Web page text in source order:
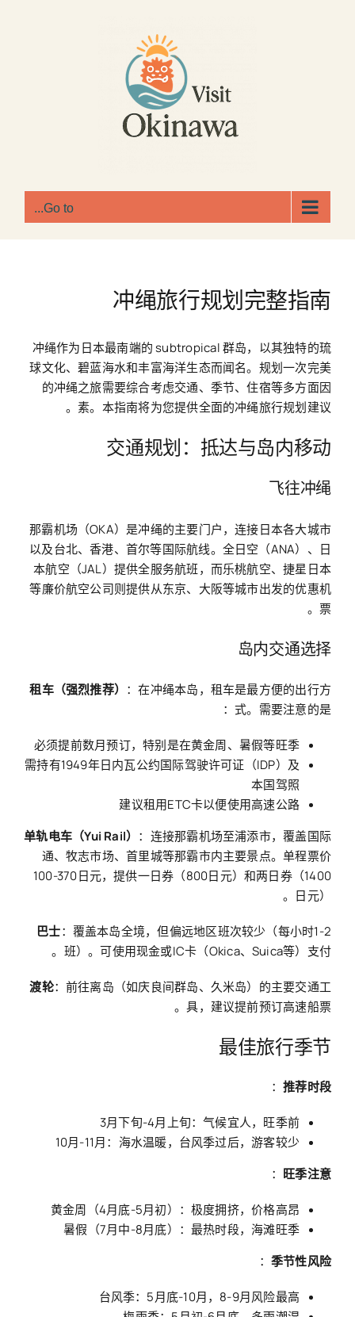
Go to...
冲绳旅行规划完整指南
冲绳作为日本最南端的 subtropical 群岛，以其独特的琉
球文化、碧蓝海水和丰富海洋生态而闻名。规划一次完美
的冲绳之旅需要综合考虑交通、季节、住宿等多方面因
素。本指南将为您提供全面的冲绳旅行规划建议。
交通规划：抵达与岛内移动
飞往冲绳
那霸机场（OKA）是冲绳的主要门户，连接日本各大城市
以及台北、香港、首尔等国际航线。全日空（ANA）、日
本航空（JAL）提供全服务航班，而乐桃航空、捷星日本
等廉价航空公司则提供从东京、大阪等城市出发的优惠机
票。
岛内交通选择
租车（强烈推荐） ：在冲绳本岛，租车是最方便的出行方
式。需要注意的是：
必须提前数月预订，特别是在黄金周、暑假等旺季
需持有1949年日内瓦公约国际驾驶许可证（IDP）及
本国驾照
建议租用ETC卡以便使用高速公路
单轨电车（Yui Rail） ：连接那霸机场至浦添市，覆盖国际
通、牧志市场、首里城等那霸市内主要景点。单程票价
100-370日元，提供一日券（800日元）和两日券（1400
日元）。
巴士：覆盖本岛全境，但偏远地区班次较少（每小时1-2
班）。可使用现金或IC卡（Okica、Suica等）支付。
渡轮：前往离岛（如庆良间群岛、久米岛）的主要交通工
具，建议提前预订高速船票。
最佳旅行季节
推荐时段
：
3月下旬-4月上旬：气候宜人，旺季前
10月-11月：海水温暖，台风季过后，游客较少
旺季注意
：
黄金周（4月底-5月初）：极度拥挤，价格高昂
暑假（7月中-8月底）：最热时段，海滩旺季
季节性风险
：
台风季：5月底-10月，8-9月风险最高